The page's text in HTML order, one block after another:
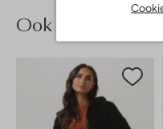
Ook iets voor jou?